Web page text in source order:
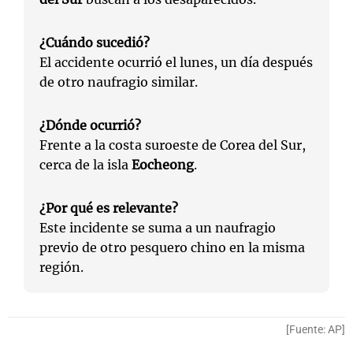
¿Cuándo sucedió?
El accidente ocurrió el lunes, un día después
de otro naufragio similar.
¿Dónde ocurrió?
Frente a la costa suroeste de Corea del Sur,
cerca de la isla Eocheong.
¿Por qué es relevante?
Este incidente se suma a un naufragio
previo de otro pesquero chino en la misma
región.
[Fuente: AP]